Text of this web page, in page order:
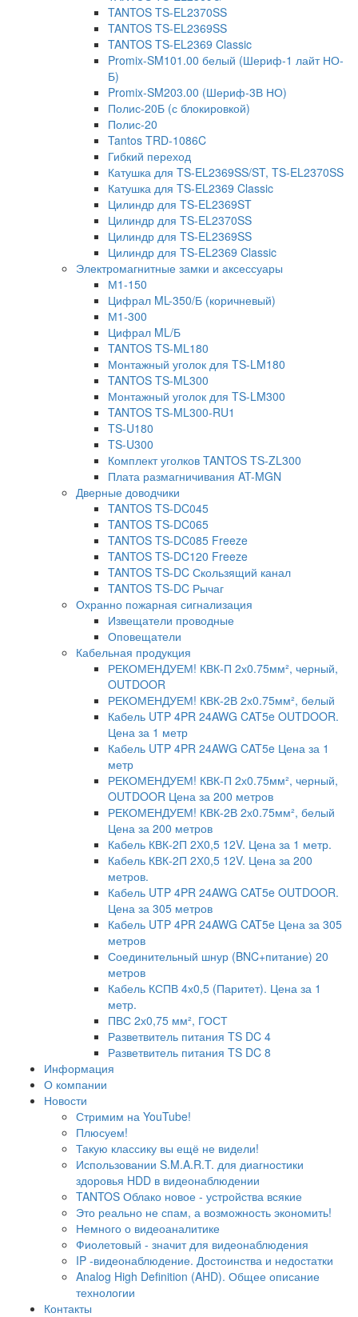
TANTOS TS-EL2370SS
TANTOS TS-EL2369SS
TANTOS TS-EL2369 Classic
Promix-SM101.00 белый (Шериф-1 лайт НО-
Б)
Promix-SM203.00 (Шериф-3В НО)
Полис-20Б (с блокировкой)
Полис-20
Tantos TRD-1086C
Гибкий переход
Катушка для TS-EL2369SS/ST, TS-EL2370SS
Катушка для TS-EL2369 Classic
Цилиндр для TS-EL2369ST
Цилиндр для TS-EL2370SS
Цилиндр для TS-EL2369SS
Цилиндр для TS-EL2369 Classic
Электромагнитные замки и аксессуары
М1-150
Цифрал ML-350/Б (коричневый)
М1-300
Цифрал ML/Б
TANTOS TS-ML180
Монтажный уголок для TS-LM180
TANTOS TS-ML300
Монтажный уголок для TS-LM300
TANTOS TS-ML300-RU1
TS-U180
TS-U300
Комплект уголков TANTOS TS-ZL300
Плата размагничивания AT-MGN
Дверные доводчики
TANTOS TS-DC045
TANTOS TS-DC065
TANTOS TS-DC085 Freeze
TANTOS TS-DC120 Freeze
TANTOS TS-DC Скользящий канал
TANTOS TS-DC Рычаг
Охранно пожарная сигнализация
Извещатели проводные
Оповещатели
Кабельная продукция
РЕКОМЕНДУЕМ! КВК-П 2х0.75мм², черный,
OUTDOOR
РЕКОМЕНДУЕМ! КВК-2В 2х0.75мм², белый
Кабель UTP 4PR 24AWG CAT5e OUTDOOR.
Цена за 1 метр
Кабель UTP 4PR 24AWG CAT5e Цена за 1
метр
РЕКОМЕНДУЕМ! КВК-П 2х0.75мм², черный,
OUTDOOR Цена за 200 метров
РЕКОМЕНДУЕМ! КВК-2В 2х0.75мм², белый
Цена за 200 метров
Кабель КВК-2П 2Х0,5 12V. Цена за 1 метр.
Кабель КВК-2П 2Х0,5 12V. Цена за 200
метров.
Кабель UTP 4PR 24AWG CAT5e OUTDOOR.
Цена за 305 метров
Кабель UTP 4PR 24AWG CAT5e Цена за 305
метров
Соединительный шнур (BNC+питание) 20
метров
Кабель КСПВ 4х0,5 (Паритет). Цена за 1
метр.
ПВС 2х0,75 мм², ГОСТ
Разветвитель питания TS DC 4
Разветвитель питания TS DC 8
Информация
О компании
Новости
Стримим на YouTube!
Плюсуем!
Такую классику вы ещё не видели!
Использовании S.M.A.R.T. для диагностики
здоровья HDD в видеонаблюдении
TANTOS Облако новое - устройства всякие
Это реально не спам, а возможность экономить!
Немного о видеоаналитике
Фиолетовый - значит для видеонаблюдения
IP -видеонаблюдение. Достоинства и недостатки
Analog High Definition (AHD). Общее описание
технологии
Контакты